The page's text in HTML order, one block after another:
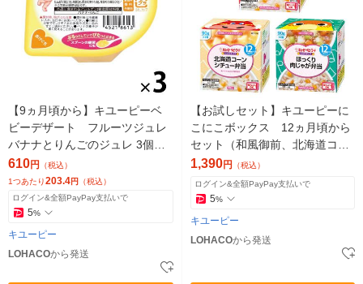
【9ヵ月頃から】キユーピーベ
ビーデザート フルーツジュレ
バナナとりんごのジュレ 3個
ベビーフード 離乳食
610円 （税込）
1つあたり203.4円 （税込）
ログイン&全額PayPay支払いで
5%
キユーピー
LOHACOから発送
【お試しセット】キユーピーに
こにこボックス 12ヵ月頃から
セット（和風御前、北海道コー
ンシチュー弁当、ほっくり肉じ
ゃが弁当）
1,390円 （税込）
ログイン&全額PayPay支払いで
5%
キユーピー
LOHACOから発送